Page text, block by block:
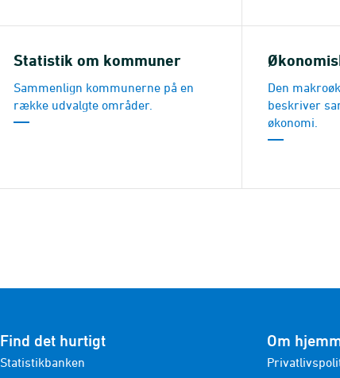
Statistik om kommuner
Sammenlign kommunerne på en
række udvalgte områder.
Den
beskriver
økonomi.
Find det hurtigt
Statistikbanken
Om